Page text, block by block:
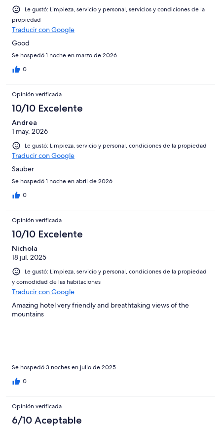
Le gustó: Limpieza, servicio y personal, servicios y condiciones de la
propiedad
Traducir con Google
Good
Se hospedó 1 noche en marzo de 2026
0
Opinión verificada
10/10 Excelente
Andrea
1 may. 2026
Le gustó: Limpieza, servicio y personal, condiciones de la propiedad
Traducir con Google
Sauber
Se hospedó 1 noche en abril de 2026
0
Opinión verificada
10/10 Excelente
Nichola
18 jul. 2025
Le gustó: Limpieza, servicio y personal, condiciones de la propiedad
y comodidad de las habitaciones
Traducir con Google
Amazing hotel very friendly and breathtaking views of the
mountains
Se hospedó 3 noches en julio de 2025
0
Opinión verificada
6/10 Aceptable